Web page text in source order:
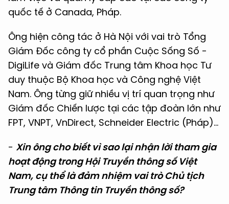
quốc tế ở Canada, Pháp.
Ông hiện công tác ở Hà Nội với vai trò Tổng
Giám Đốc công ty cổ phần Cuộc Sống Số -
DigiLife và Giám đốc Trung tâm Khoa học Tư
duy thuộc Bộ Khoa học và Công nghệ Việt
Nam. Ông từng giữ nhiều vị trí quan trọng như
Giám đốc Chiến lược tại các tập đoàn lớn như
FPT, VNPT, VnDirect, Schneider Electric (Pháp)...
- Xin ông cho biết vì sao lại nhận lời tham gia
hoạt động trong Hội Truyền thông số Việt
Nam, cụ thể là đảm nhiệm vai trò Chủ tịch
Trung tâm Thông tin Truyền thông số?